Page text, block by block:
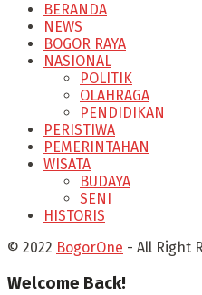
BERANDA
NEWS
BOGOR RAYA
NASIONAL
POLITIK
OLAHRAGA
PENDIDIKAN
PERISTIWA
PEMERINTAHAN
WISATA
BUDAYA
SENI
HISTORIS
© 2022 BogorOne - All Right
Welcome Back!